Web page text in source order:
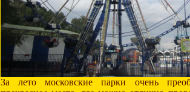
За лето московские парки очень